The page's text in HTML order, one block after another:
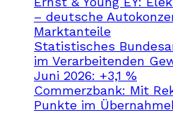
– deutsche
Marktanteile
Statistisches
im Verarbeitenden
Juni 2026: +3,1 %
Commerzbank: Mit
Punkte im